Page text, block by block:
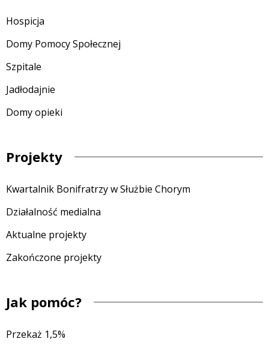
Hospicja
Domy Pomocy Społecznej
Szpitale
Jadłodajnie
Domy opieki
Projekty
Kwartalnik Bonifratrzy w Służbie Chorym
Działalność medialna
Aktualne projekty
Zakończone projekty
Jak pomóc?
Przekaż 1,5%